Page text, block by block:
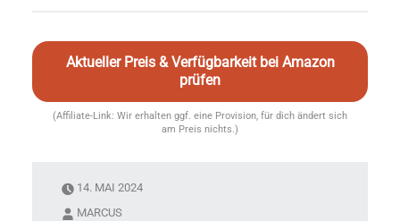
Aktueller Preis & Verfügbarkeit bei Amazon
prüfen
(Affiliate-Link: Wir erhalten ggf. eine Provision, für dich ändert sich
am Preis nichts.)
14. MAI 2024
MARCUS